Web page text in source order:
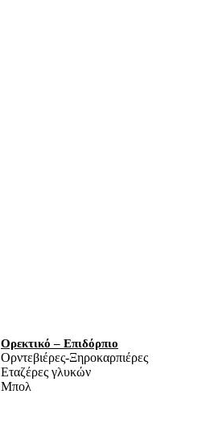
Ορεκτικό – Επιδόρπιο
Ορντεβιέρες-Ξηροκαρπιέρες
Εταζέρες γλυκών
Μπολ